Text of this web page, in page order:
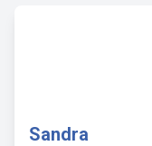
Sandra